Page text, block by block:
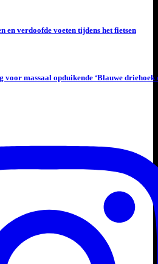
en verdoofde voeten tijdens het fietsen
massaal opduikende ‘Blauwe driehoek